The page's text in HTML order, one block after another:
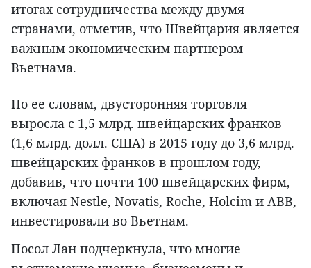
итогах сотрудничества между двумя
странами, отметив, что Швейцария является
важным экономическим партнером
Вьетнама.
По ее словам, двусторонняя торговля
выросла с 1,5 млрд. швейцарских франков
(1,6 млрд. долл. США) в 2015 году до 3,6 млрд.
швейцарских франков в прошлом году,
добавив, что почти 100 швейцарских фирм,
включая Nestle, Novatis, Roche, Holcim и ABB,
инвестировали во Вьетнам.
Посол Лан подчеркнула, что многие